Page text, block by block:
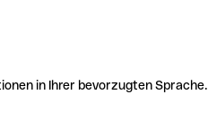
in Ihrer bevorzugten Sprache.